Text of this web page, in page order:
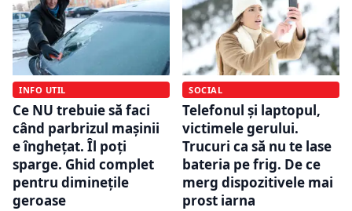
INFO UTIL
Ce NU trebuie să faci
când parbrizul mașinii
e înghețat. Îl poți
sparge. Ghid complet
pentru diminețile
geroase
SOCIAL
Telefonul și laptopul,
victimele gerului.
Trucuri ca să nu te lase
bateria pe frig. De ce
merg dispozitivele mai
prost iarna